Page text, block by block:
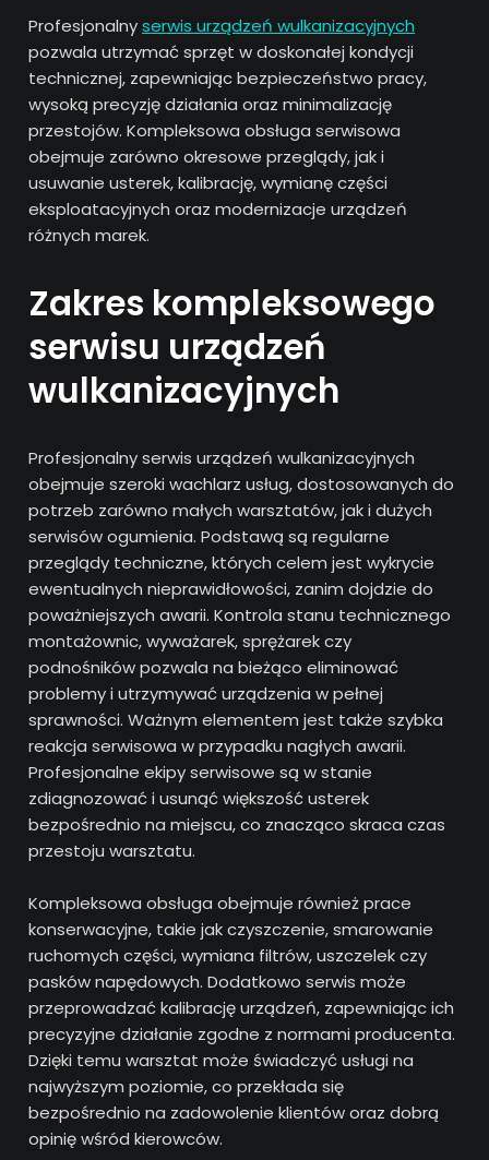
Profesjonalnyserwis urządzeń wulkanizacyjnych
pozwala utrzymać sprzęt w doskonałej kondycji
technicznej, zapewniając bezpieczeństwo pracy,
wysoką precyzję działania oraz minimalizację
przestojów. Kompleksowa obsługa serwisowa
obejmuje zarówno okresowe przeglądy, jak i
usuwanie usterek, kalibrację, wymianę części
eksploatacyjnych oraz modernizacje urządzeń
różnych marek.
Zakres kompleksowego
serwisu urządzeń
wulkanizacyjnych
Profesjonalny serwis urządzeń wulkanizacyjnych
obejmuje szeroki wachlarz usług, dostosowanych do
potrzeb zarówno małych warsztatów, jak i dużych
serwisów ogumienia. Podstawą są regularne
przeglądy techniczne, których celem jest wykrycie
ewentualnych nieprawidłowości, zanim dojdzie do
poważniejszych awarii. Kontrola stanu technicznego
montażownic, wyważarek, sprężarek czy
podnośników pozwala na bieżąco eliminować
problemy i utrzymywać urządzenia w pełnej
sprawności. Ważnym elementem jest także szybka
reakcja serwisowa w przypadku nagłych awarii.
Profesjonalne ekipy serwisowe są w stanie
zdiagnozować i usunąć większość usterek
bezpośrednio na miejscu, co znacząco skraca czas
przestoju warsztatu.
Kompleksowa obsługa obejmuje również prace
konserwacyjne, takie jak czyszczenie, smarowanie
ruchomych części, wymiana filtrów, uszczelek czy
pasków napędowych. Dodatkowo serwis może
przeprowadzać kalibrację urządzeń, zapewniając ich
precyzyjne działanie zgodne z normami producenta.
Dzięki temu warsztat może świadczyć usługi na
najwyższym poziomie, co przekłada się
bezpośrednio na zadowolenie klientów oraz dobrą
opinię wśród kierowców.